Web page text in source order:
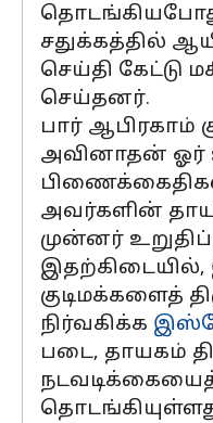
சதுக்கத்தில்
செய்தி கேட்டு
செய்தனர்.
பார் ஆபிரகாம்
அவினாதன் ஓர்
அவர்களின்
முன்னர்
குடிமக்களைத்
நிர்வகிக்க
படை, தாயகம்